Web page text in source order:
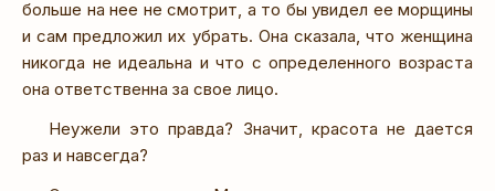
больше на нее не смотрит, а то бы увидел ее морщины
и сам предложил их убрать. Она сказала, что женщина
никогда не идеальна и что с определенного возраста
она ответственна за свое лицо.
Неужели это правда? Значит, красота не дается
раз и навсегда?